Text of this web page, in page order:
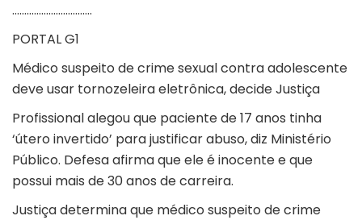
……………………………
PORTAL G1
Médico suspeito de crime sexual contra adolescente
deve usar tornozeleira eletrônica, decide Justiça
Profissional alegou que paciente de 17 anos tinha
‘útero invertido’ para justificar abuso, diz Ministério
Público. Defesa afirma que ele é inocente e que
possui mais de 30 anos de carreira.
Justiça determina que médico suspeito de crime